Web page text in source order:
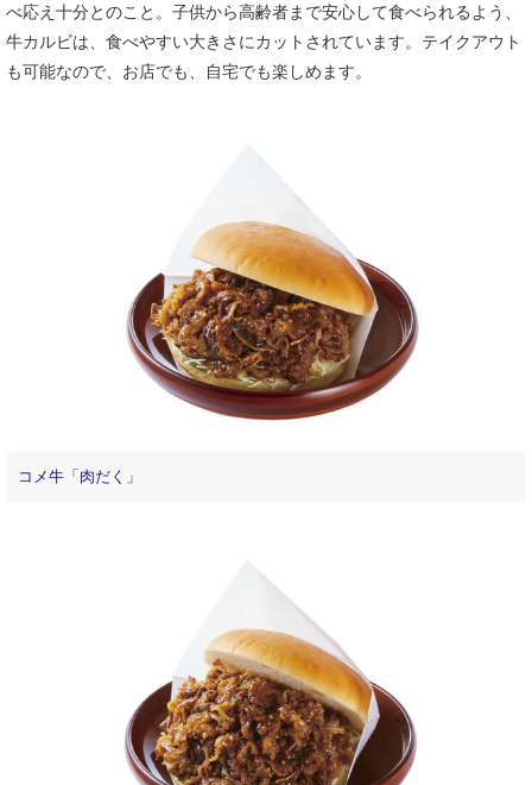
べ応え十分とのこと。子供から高齢者まで安心して食べられるよう、
牛カルビは、食べやすい大きさにカットされています。テイクアウト
も可能なので、お店でも、自宅でも楽しめます。
コメ牛「肉だく」